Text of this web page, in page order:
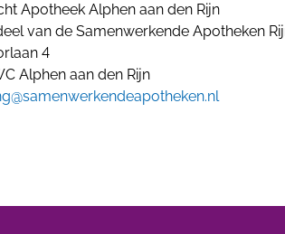
Apotheek Alphen aan den Rijn
van de Samenwerkende Apotheken
4
Alphen aan den Rijn